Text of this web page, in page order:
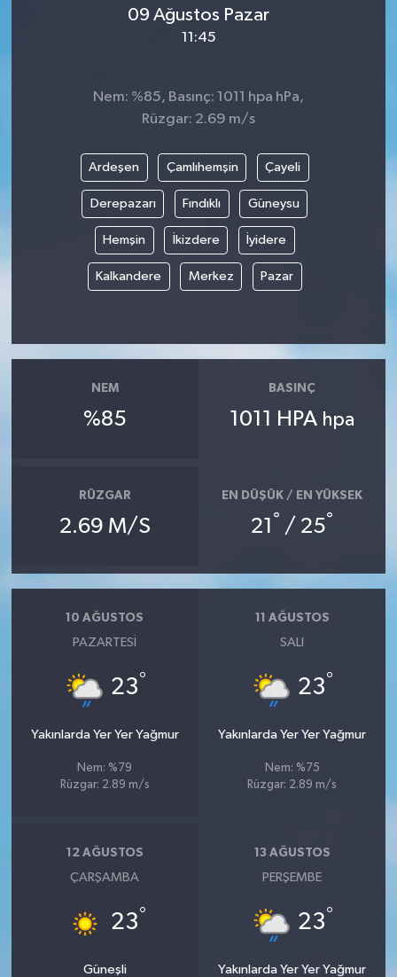
09 Ağustos Pazar
11:45
Nem: %85, Basınç: 1011 hpa hPa,
Rüzgar: 2.69 m/s
Ardeşen Çamlıhemşin Çayeli
Derepazarı Fındıklı Güneysu
Hemşin İkizdere İyidere
Kalkandere Merkez Pazar
NEM
%85
BASINÇ
1011 HPA hpa
RÜZGAR
2.69 M/S
EN DÜŞÜK / EN YÜKSEK
21 ° / 25°
10 AĞUSTOS
PAZARTESI
23°
Yakınlarda Yer Yer Yağmur
Nem: %79
Rüzgar: 2.89 m/s
11 AĞUSTOS
SALI
23°
Yakınlarda Yer Yer Yağmur
Nem: %75
Rüzgar: 2.89 m/s
12 AĞUSTOS
ÇARŞAMBA
23°
Güneşli
13 AĞUSTOS
PERŞEMBE
23°
Yakınlarda Yer Yer Yağmur